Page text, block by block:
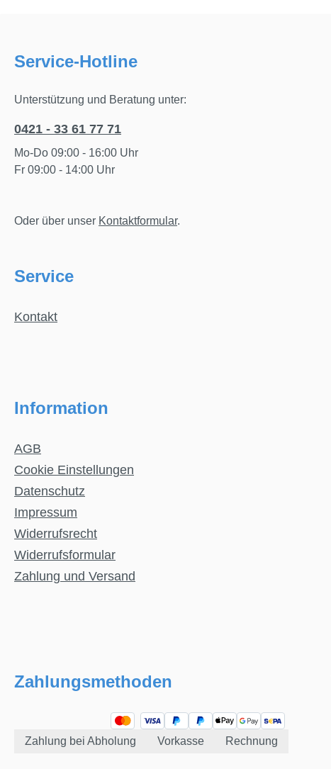
Service-Hotline
Unterstützung und Beratung unter:
0421 - 33 61 77 71
Mo-Do 09:00 - 16:00 Uhr
Fr 09:00 - 14:00 Uhr
Oder über unser Kontaktformular.
Service
Kontakt
Information
AGB
Cookie Einstellungen
Datenschutz
Impressum
Widerrufsrecht
Widerrufsformular
Zahlung und Versand
Zahlungsmethoden
Zahlung bei Abholung Vorkasse Rechnung